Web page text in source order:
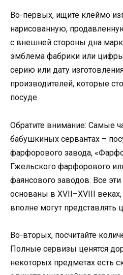
Во-первых, ищите клеймо
нарисованную,
с внешней стороны дна
эмблема фабрики или
серию или дату
производителей, которые
посуде
Обратите внимание: Самые
бабушкиных сервантах –
фарфорового завода,
Гжельского фарфорового
фаянсового заводов. Все
основаны в XVII–XVIII
вполне могут представлять
Во-вторых, посчитайте
Полные сервизы ценятся
некоторых предметах есть